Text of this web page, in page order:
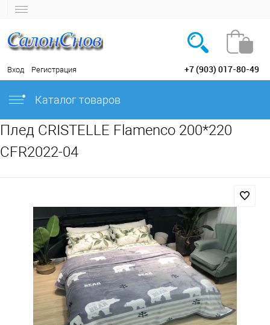
Вход Регистрация +7 (903) 017-80-49
Каталог товаров
Плед CRISTELLE Flamenco 200*220
CFR2022-04